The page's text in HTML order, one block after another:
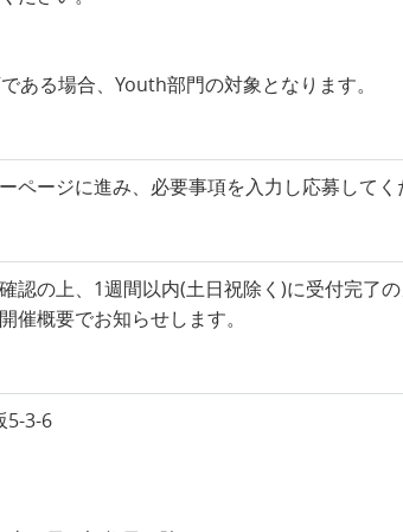
ある場合、Youth部門の対象となります。
ページに進み、必要事項を入力し応募してく
認の上、1週間以内(土日祝除く)に受付完了
催概要でお知らせします。
5-3-6